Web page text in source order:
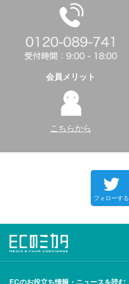
会員メリット
こちらから
フォローする